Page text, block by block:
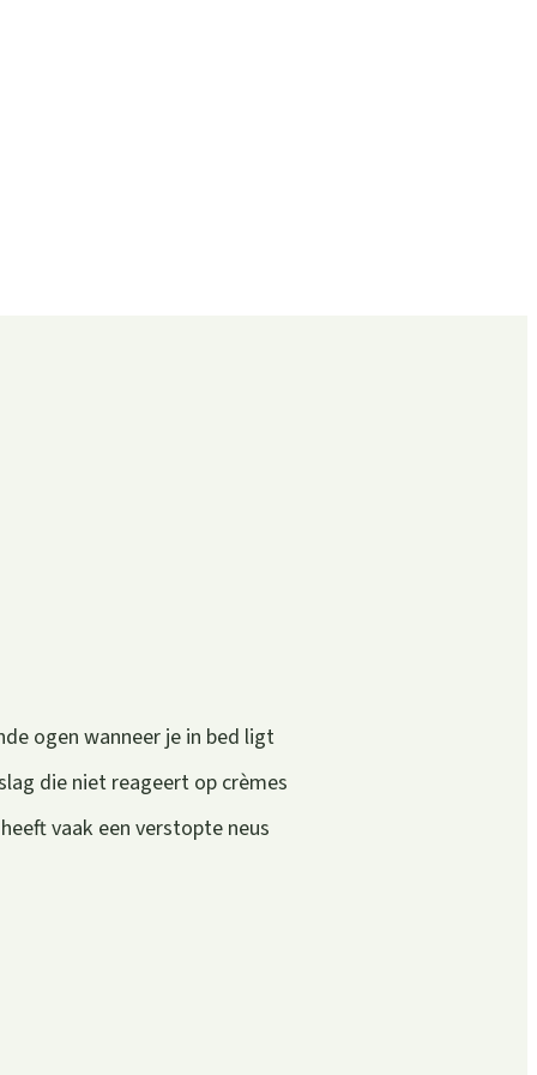
ogen wanneer je in bed ligt
die niet reageert op crèmes
vaak een verstopte neus